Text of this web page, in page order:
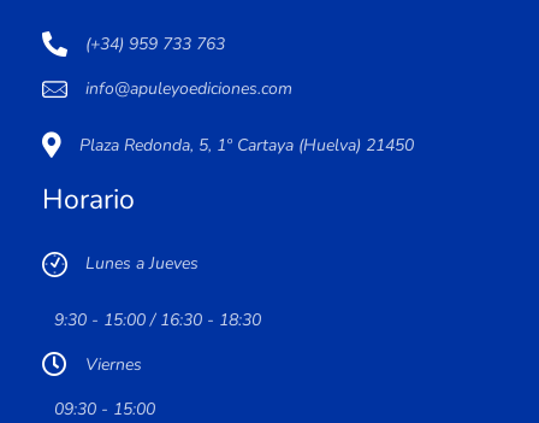
(+34) 959 733 763
info@apuleyoediciones.com
Plaza Redonda, 5, 1º Cartaya (Huelva) 21450
Horario
Lunes a Jueves
9:30 - 15:00 / 16:30 - 18:30
Viernes
09:30 - 15:00